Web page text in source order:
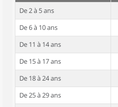
De 2 à 5 ans
De 6 à 10 ans
De 11 à 14 ans
De 15 à 17 ans
De 18 à 24 ans
De 25 à 29 ans